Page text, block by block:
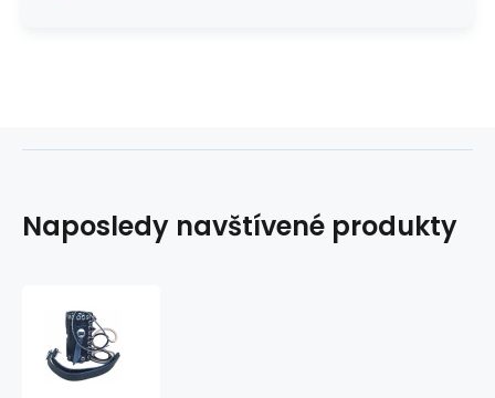
Naposledy navštívené produkty